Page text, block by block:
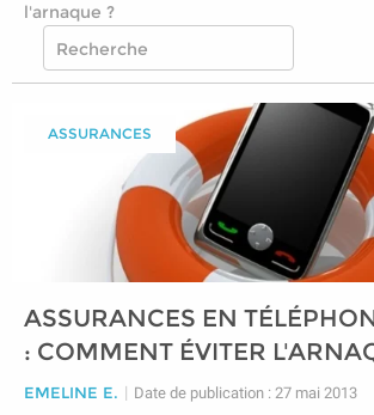
l'arnaque ?
ASSURANCES
ASSURANCES EN
: COMMENT ÉVITER
EMELINE E. | Date de publication : 27 mai 2013